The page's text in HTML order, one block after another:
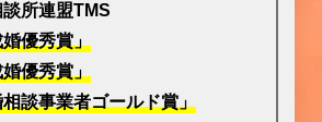
所連盟TMS
優秀賞」
優秀賞」
相談事業者ゴールド賞」